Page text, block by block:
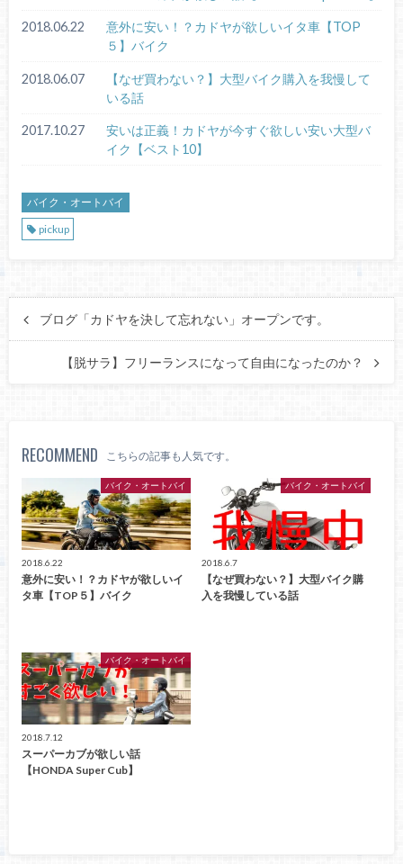
2018.06.22
意外に安い！？カドヤが欲しいイタ車【TOP
５】バイク
2018.06.07
【なぜ買わない？】大型バイク購入を我慢して
いる話
2017.10.27
安いは正義！カドヤが今すぐ欲しい安い大型バ
イク【ベスト10】
バイク・オートバイ
pickup
ブログ「カドヤを決して忘れない」オープンです。
【脱サラ】フリーランスになって自由になったのか？
RECOMMEND こちらの記事も人気です。
バイク・オートバイ
2018.6.22
意外に安い！？カドヤが欲しいイ
タ車【TOP５】バイク
バイク・オートバイ
2018.6.7
【なぜ買わない？】大型バイク購
入を我慢している話
バイク・オートバイ
2018.7.12
スーパーカブが欲しい話
【HONDA Super Cub】